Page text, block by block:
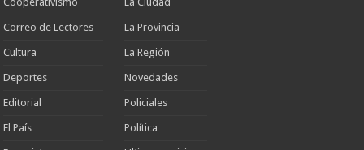
Correo de Lectores
Cultura
Deportes
Editorial
El País
La Provincia
La Región
Novedades
Policiales
Política